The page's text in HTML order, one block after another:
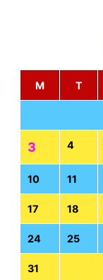
M
T
3 4
10 11
17 18
24 25
31